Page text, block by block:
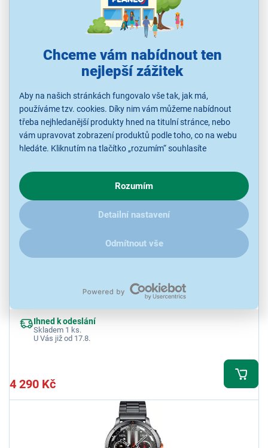
Chceme vám nabídnout ten
nejlepší zážitek
Aby na našich stránkách fungovalo vše tak, jak má,
používáme tzv. cookies. Díky nim vám můžeme nabídnout
třeba nejhledanější produkty hned na titulní stránce, nebo
vám upravovat zobrazení produktů podle toho, co na webu
hledáte. Kliknutím na tlačítko „rozumím“ souhlasíte
chování na webu pro zobrazení cílených reklam. Pokud vás
zajímají detaily, jak u nás s cookies a dalšími údaji pracujeme,
kliknětesem.
Rozumím
Detailní nastavení
Odmítnout vše
Chytré hodinky, displej AMOLED, operační systém Zepp OS,
úlopříčka 1,5, rozlišení 480 x 480, odlonost IP 68, výdrž baterie až
25 dní, kompatibilní s Android a iOS, velikost 180 - 220 mm
Ihned k odeslání
Skladem 1 ks.
U Vás již od 17.8.
4 289 Kč
Armodd Silentwatch 8 Pro GPS titan kov.ř
SOS, přehrávač hudby, Bluetooth 5.3, krokoměr, kompatibilní s
iOS/Android, IP68, baterie 450 mAh (5 dní), barva titanová
Ihned k odeslání
Skladem 1 ks.
U Vás již od 17.8.
4 290 Kč